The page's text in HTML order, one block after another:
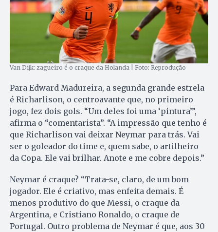
Van Dijk: zagueiro é o craque da Holanda | Foto: Reprodução
Para Edward Madureira, a segunda grande estrela
é Richarlison, o centroavante que, no primeiro
jogo, fez dois gols. “Um deles foi uma ‘pintura’”,
afirma o “comentarista”. “A impressão que tenho é
que Richarlison vai deixar Neymar para trás. Vai
ser o goleador do time e, quem sabe, o artilheiro
da Copa. Ele vai brilhar. Anote e me cobre depois.”
Neymar é craque? “Trata-se, claro, de um bom
jogador. Ele é criativo, mas enfeita demais. É
menos produtivo do que Messi, o craque da
Argentina, e Cristiano Ronaldo, o craque de
Portugal. Outro problema de Neymar é que, aos 30